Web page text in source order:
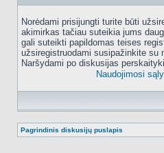
Norėdami prisijungti turite būti
akimirkas tačiau suteikia jums
gali suteikti papildomas teises
užsiregistruodami susipažinkite su
Naršydami po diskusijas
Naudojimosi
Pagrindinis diskusijų puslapis